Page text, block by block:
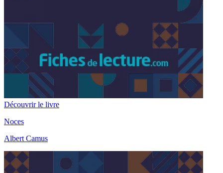
Découvrir le livre
Noces
Albert Camus